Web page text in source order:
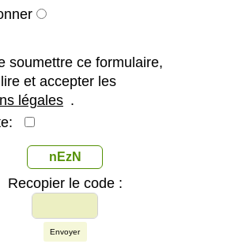
soumettre ce formulaire,
et accepter les
légales .
nEzN
Recopier le code :
Envoyer